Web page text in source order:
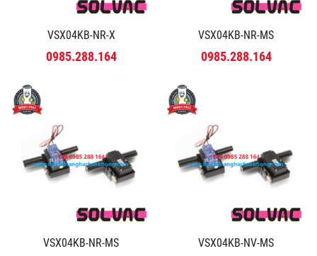
VSX04KB-NR-X
0985.288.164
VSX04KB-NR-MS
0985.288.164
VSX04KB-NR-MS VSX04KB-NV-MS